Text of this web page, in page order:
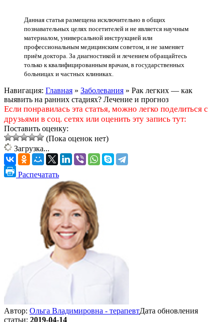
Данная статья размещена исключительно в общих
познавательных целях посетителей и не является научным
материалом, универсальной инструкцией или
профессиональным медицинским советом, и не заменяет
приём доктора. За диагностикой и лечением обращайтесь
только к квалифицированным врачам, в государственных
больницах и частных клиниках.
Навигация: Главная » Заболевания » Рак легких — как
выявить на ранних стадиях? Лечение и прогноз
Если понравилась эта статья, можно легко поделиться с
друзьями в соц. сетях или оценить эту запись тут:
Поставить оценку:
(Пока оценок нет)
Загрузка...
Распечатать
Автор: Ольга Владимировна - терапевтДата обновления
статьи: 2019-04-14